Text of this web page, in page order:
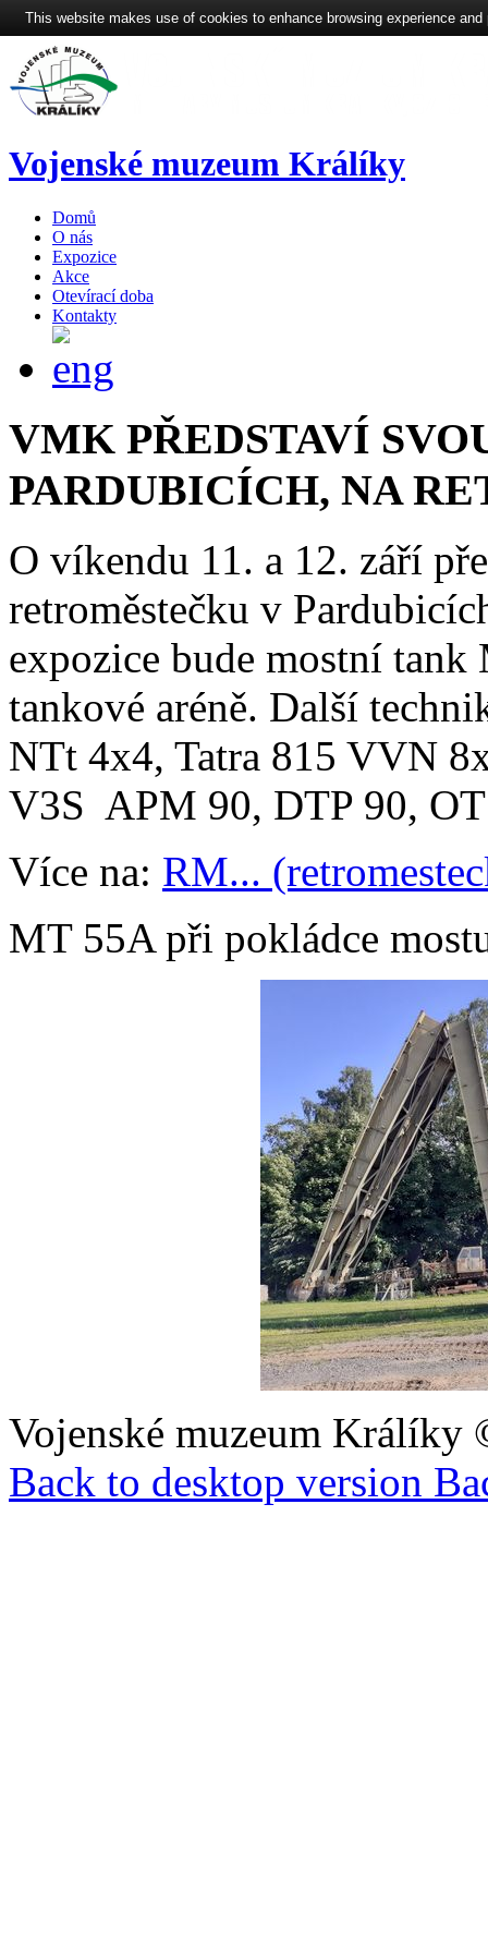
Vojenské muzeum Králíky
Domů
O nás
Expozice
Akce
Otevírací doba
Kontakty
VMK PŘEDSTAVÍ
PARDUBICÍCH, NA
O víkendu 11. a 12. září
retroměstečku v
expozice bude mostní
tankové aréně. Další
NTt 4x4, Tatra 815 VVN
V3S APM 90, DTP 90,
Více na: RM...
MT 55A při pokládce
Vojenské muzeum Králíky
Back to desktop version
This website makes use of cookies to enhance browsing experience